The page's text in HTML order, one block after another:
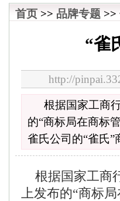
不能再单纯地销售产品,而要向增强
首页 >> 品牌专题 >>
“雀
http://
根据国家工商
的“商标局在商标
雀氏公司的“雀氏”
根据国家工商
上发布的“商标